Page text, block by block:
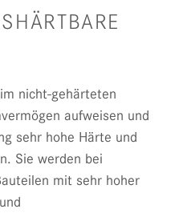
nicht-gehärteten
aufweisen und
sehr hohe Härte und
Sie werden bei
mit sehr hoher